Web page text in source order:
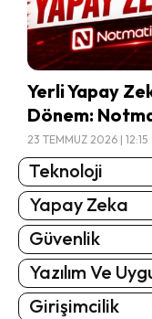
Yerli Yapay
Dönem:
23 TEMMUZ 2026 | 12:15
Teknoloji
Yapay Zeka
Güvenlik
Yazılım Ve
Girişimcilik